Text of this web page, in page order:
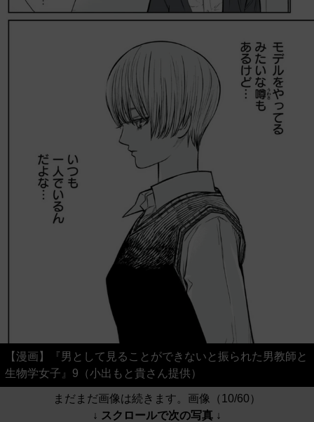
【漫画】『男として見ることができないと振られた男教師と
生物学女子』9（小出もと貴さん提供）
まだまだ画像は続きます。画像（10/60）
↓ スクロールで次の写真 ↓